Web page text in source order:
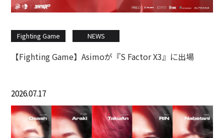
Fighting Game NEWS
【Fighting Game】Asimoが『S Factor X3』に出場
2026.07.17